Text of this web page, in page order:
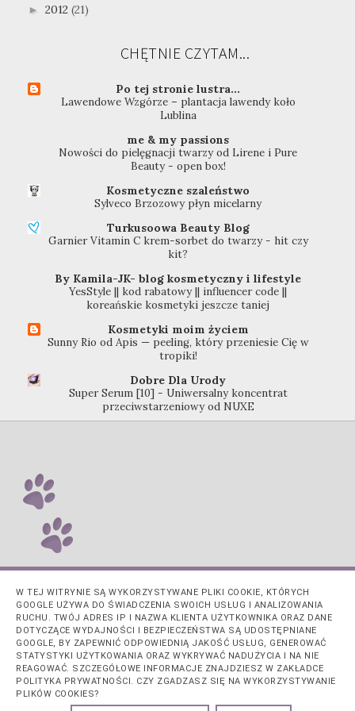
► 2012 (21)
CHĘTNIE CZYTAM...
Po tej stronie lustra...
Lawendowe Wzgórze – plantacja lawendy koło
Lublina
me & my passions
Nowości do pielęgnacji twarzy od Lirene i Pure
Beauty - open box!
Kosmetyczne szaleństwo
Sylveco Brzozowy płyn micelarny
Turkusoowa Beauty Blog
Garnier Vitamin C krem-sorbet do twarzy - hit czy
kit?
By Kamila-JK- blog kosmetyczny i lifestyle
YesStyle || kod rabatowy || influencer code ||
koreańskie kosmetyki jeszcze taniej
Kosmetyki moim życiem
Sunny Rio od Apis — peeling, który przeniesie Cię w
tropiki!
Dobre Dla Urody
Super Serum [10] - Uniwersalny koncentrat
przeciwstarzeniowy od NUXE
Obsługiwane przez usługę
W TEJ WITRYNIE SĄ WYKORZYSTYWANE PLIKI COOKIE, KTÓRYCH
GOOGLE UŻYWA DO ŚWIADCZENIA SWOICH USŁUG I ANALIZOWANIA
RUCHU. TWÓJ ADRES IP I NAZWA KLIENTA UŻYTKOWNIKA ORAZ DANE
DOTYCZĄCE WYDAJNOŚCI I BEZPIECZEŃSTWA SĄ UDOSTĘPNIANE
GOOGLE, BY ZAPEWNIĆ ODPOWIEDNIĄ JAKOŚĆ USŁUG, GENEROWAĆ
STATYSTYKI UŻYTKOWANIA ORAZ WYKRYWAĆ NADUŻYCIA I NA NIE
REAGOWAĆ. SZCZEGÓŁOWE INFORMACJE ZNAJDZIESZ W ZAKŁADCE
POLITYKA PRYWATNOŚCI. CZY ZGADZASZ SIĘ NA WYKORZYSTYWANIE
PLIKÓW COOKIES?